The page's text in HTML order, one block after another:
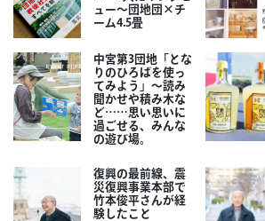
ュー～団地団×チ
ーム4.5畳
中宮第3団地「とな
りのひろばを使っ
てみよう」～読み
聞かせや積み木な
ど……思い思いに
過ごせる、みんな
の遊び場。
復興の最前線、震
災復興事業本部で
竹本俊平さんが経
験したこと